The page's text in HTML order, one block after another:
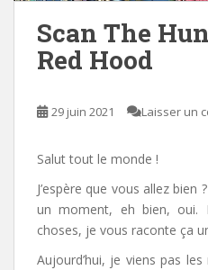
Scan The
Red Hood
29 juin 2021 Laisser un
Salut tout le monde !
J’espère que vous allez
un moment, eh bien, oui.
choses, je vous raconte ça
Aujourd’hui, je viens pas